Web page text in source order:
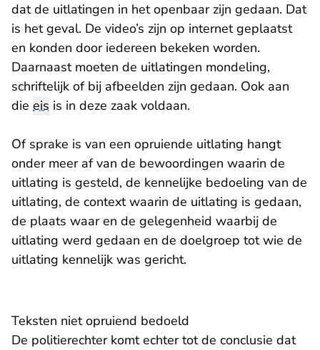
dat de uitlatingen in het openbaar zijn gedaan. Dat
is het geval. De video’s zijn op internet geplaatst
en konden door iedereen bekeken worden.
Daarnaast moeten de uitlatingen mondeling,
schriftelijk of bij afbeelden zijn gedaan. Ook aan
die eis is in deze zaak voldaan.
Of sprake is van een opruiende uitlating hangt
onder meer af van de bewoordingen waarin de
uitlating is gesteld, de kennelijke bedoeling van de
uitlating, de context waarin de uitlating is gedaan,
de plaats waar en de gelegenheid waarbij de
uitlating werd gedaan en de doelgroep tot wie de
uitlating kennelijk was gericht.
Teksten niet opruiend bedoeld
De politierechter komt echter tot de conclusie dat